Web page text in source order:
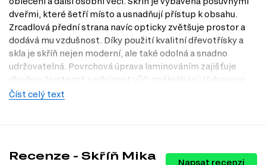
dveřmi, které šetří místo a usnadňují přístup k obsahu.
Zrcadlová přední strana navíc opticky zvětšuje prostor a
dodává mu vzdušnost. Díky použití kvalitní dřevotřísky a
skla je skříň nejen moderní, ale také odolná a snadno
udržovatelná. Povrchová úprava laminováním zajišťuje
dlouhou životnost a odolnost vůči poškrábání. Vybavena
hliníkovým profilem, úchytka dodává skříni elegantní
Charakteristiky, vlastnosti a výhody
Číst celý text
Recenze - Skříň Mika
Napsat recenzi